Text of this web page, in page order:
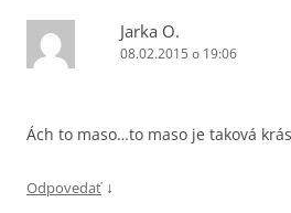
Jarka O.
08.02.2015 o 19:06
Ách to maso…to maso je taková
Odpovedať ↓